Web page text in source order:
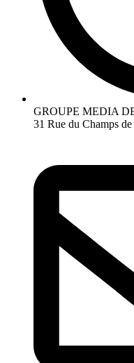
GROUPE MEDIA
31 Rue du Champs